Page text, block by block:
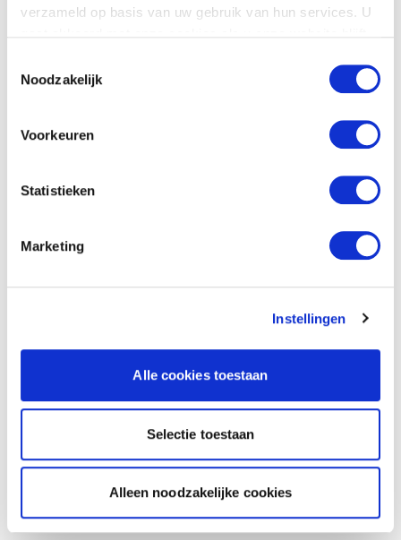
verzameld op basis van uw gebruik van hun services. U
Noodzakelijk
Voorkeuren
Statistieken
Marketing
Instellingen
Alle cookies toestaan
Selectie toestaan
Alleen noodzakelijke cookies